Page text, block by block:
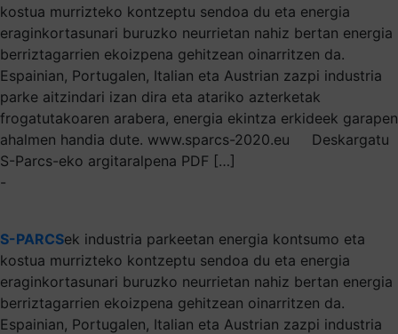
kostua murrizteko kontzeptu sendoa du eta energia
eraginkortasunari buruzko neurrietan nahiz bertan energia
berriztagarrien ekoizpena gehitzean oinarritzen da.
Espainian, Portugalen, Italian eta Austrian zazpi industria
parke aitzindari izan dira eta atariko azterketak
frogatutakoaren arabera, energia ekintza erkideek garapen
ahalmen handia dute. www.sparcs-2020.eu Deskargatu
S-Parcs-eko argitaralpena PDF […]
-
S-PARCSek industria parkeetan energia kontsumo eta
kostua murrizteko kontzeptu sendoa du eta energia
eraginkortasunari buruzko neurrietan nahiz bertan energia
berriztagarrien ekoizpena gehitzean oinarritzen da.
Espainian, Portugalen, Italian eta Austrian zazpi industria